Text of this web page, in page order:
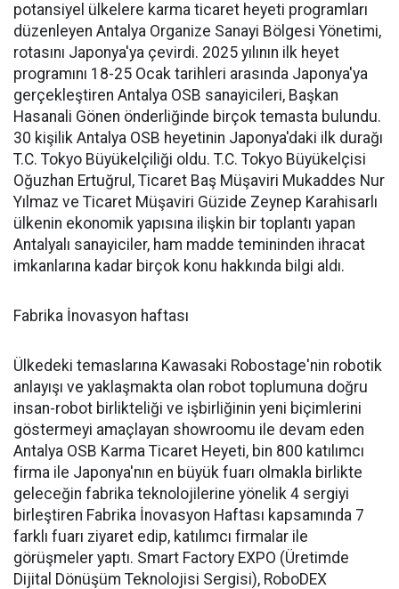
potansiyel ülkelere karma ticaret heyeti programları
düzenleyen Antalya Organize Sanayi Bölgesi Yönetimi,
rotasını Japonya'ya çevirdi. 2025 yılının ilk heyet
programını 18-25 Ocak tarihleri arasında Japonya'ya
gerçekleştiren Antalya OSB sanayicileri, Başkan
Hasanali Gönen önderliğinde birçok temasta bulundu.
30 kişilik Antalya OSB heyetinin Japonya'daki ilk durağı
T.C. Tokyo Büyükelçiliği oldu. T.C. Tokyo Büyükelçisi
Oğuzhan Ertuğrul, Ticaret Baş Müşaviri Mukaddes Nur
Yılmaz ve Ticaret Müşaviri Güzide Zeynep Karahisarlı
ülkenin ekonomik yapısına ilişkin bir toplantı yapan
Antalyalı sanayiciler, ham madde temininden ihracat
imkanlarına kadar birçok konu hakkında bilgi aldı.
Fabrika İnovasyon haftası
Ülkedeki temaslarına Kawasaki Robostage'nin robotik
anlayışı ve yaklaşmakta olan robot toplumuna doğru
insan-robot birlikteliği ve işbirliğinin yeni biçimlerini
göstermeyi amaçlayan showroomu ile devam eden
Antalya OSB Karma Ticaret Heyeti, bin 800 katılımcı
firma ile Japonya'nın en büyük fuarı olmakla birlikte
geleceğin fabrika teknolojilerine yönelik 4 sergiyi
birleştiren Fabrika İnovasyon Haftası kapsamında 7
farklı fuarı ziyaret edip, katılımcı firmalar ile
görüşmeler yaptı. Smart Factory EXPO (Üretimde
Dijital Dönüşüm Teknolojisi Sergisi), RoboDEX